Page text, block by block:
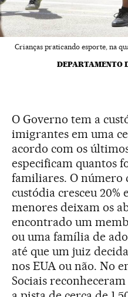
Crianças praticando esporte, na
DEPARTAMENTO
O Governo tem a
imigrantes em uma
acordo com os
especificam quantos
familiares. O número
custódia cresceu
menores deixam os
encontrado um
ou uma família de
até que um juiz
nos EUA ou não. No
Sociais